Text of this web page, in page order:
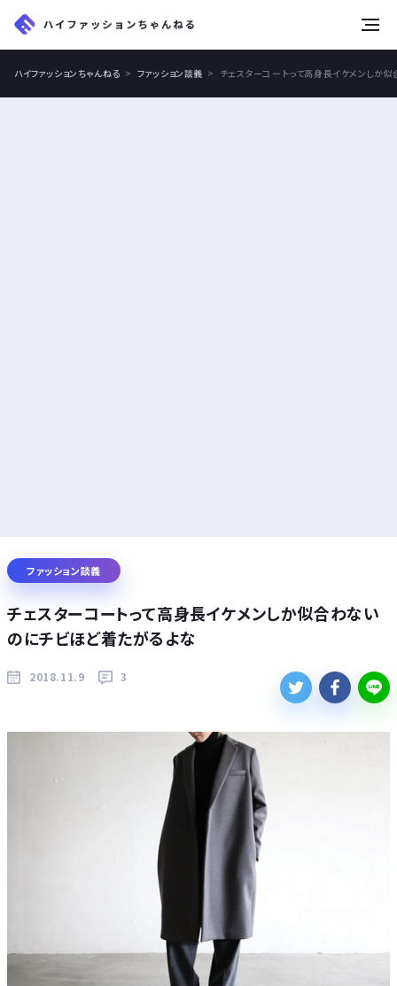
ハイファッションちゃんねる ファッション談義 チェスターコートって高身長イケメンしか
ファッション談義
チェスターコートって高身長イケメンしか似合わない
のにチビほど着たがるよな
2018.11.9 3